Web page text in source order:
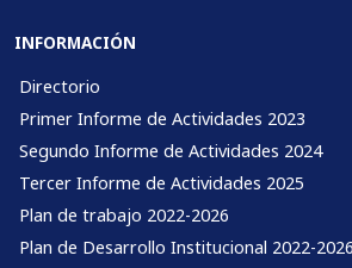
INFORMACIÓN
Directorio
Primer Informe de Actividades 2023
Segundo Informe de Actividades 2024
Tercer Informe de Actividades 2025
Plan de trabajo 2022-2026
Plan de Desarrollo Institucional 2022-2026